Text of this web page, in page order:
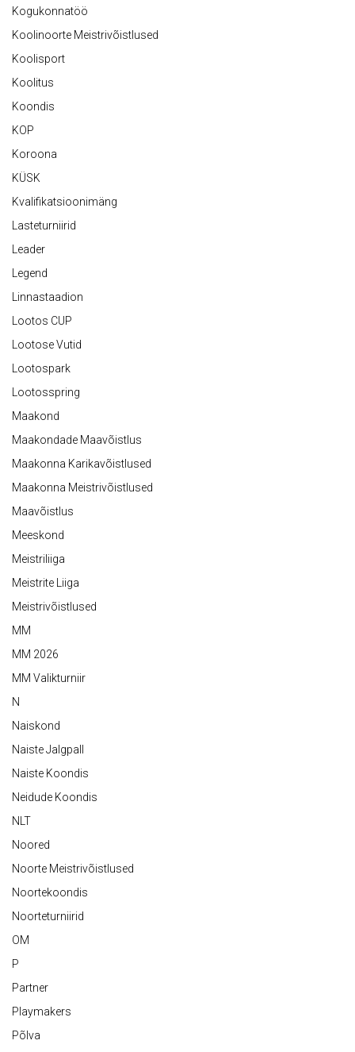
Kogukonnatöö
Koolinoorte Meistrivõistlused
Koolisport
Koolitus
Koondis
KOP
Koroona
KÜSK
Kvalifikatsioonimäng
Lasteturniirid
Leader
Legend
Linnastaadion
Lootos CUP
Lootose Vutid
Lootospark
Lootosspring
Maakond
Maakondade Maavõistlus
Maakonna Karikavõistlused
Maakonna Meistrivõistlused
Maavõistlus
Meeskond
Meistriliiga
Meistrite Liiga
Meistrivõistlused
MM
MM 2026
MM Valikturniir
N
Naiskond
Naiste Jalgpall
Naiste Koondis
Neidude Koondis
NLT
Noored
Noorte Meistrivõistlused
Noortekoondis
Noorteturniirid
OM
P
Partner
Playmakers
Põlva